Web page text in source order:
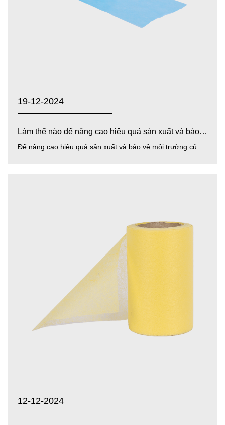
19-12-2024
Làm thế nào để nâng cao hiệu quả sản xuất và bảo vệ môi...
12-12-2024